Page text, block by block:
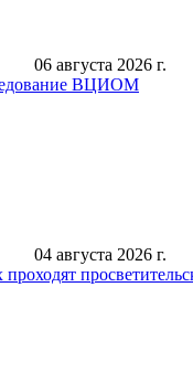
06 августа 2026 г.
ВЦИОМ
04 августа 2026 г.